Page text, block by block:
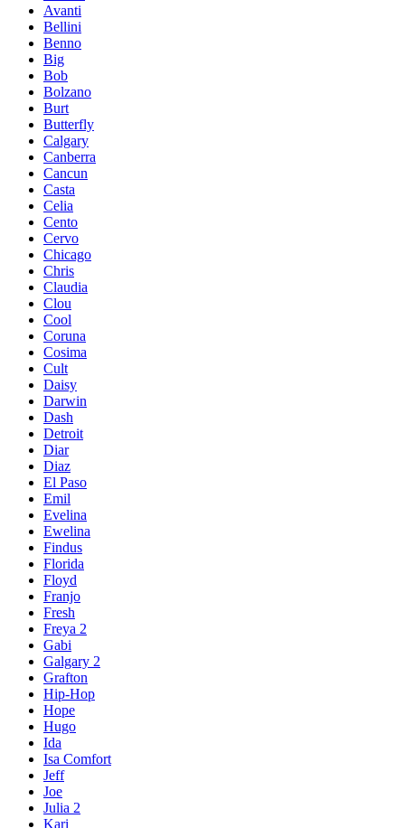
Avanti
Bellini
Benno
Big
Bob
Bolzano
Burt
Butterfly
Calgary
Canberra
Cancun
Casta
Celia
Cento
Cervo
Chicago
Chris
Claudia
Clou
Cool
Coruna
Cosima
Cult
Daisy
Darwin
Dash
Detroit
Diar
Diaz
El Paso
Emil
Evelina
Ewelina
Findus
Florida
Floyd
Franjo
Fresh
Freya 2
Gabi
Galgary 2
Grafton
Hip-Hop
Hope
Hugo
Ida
Isa Comfort
Jeff
Joe
Julia 2
Kari